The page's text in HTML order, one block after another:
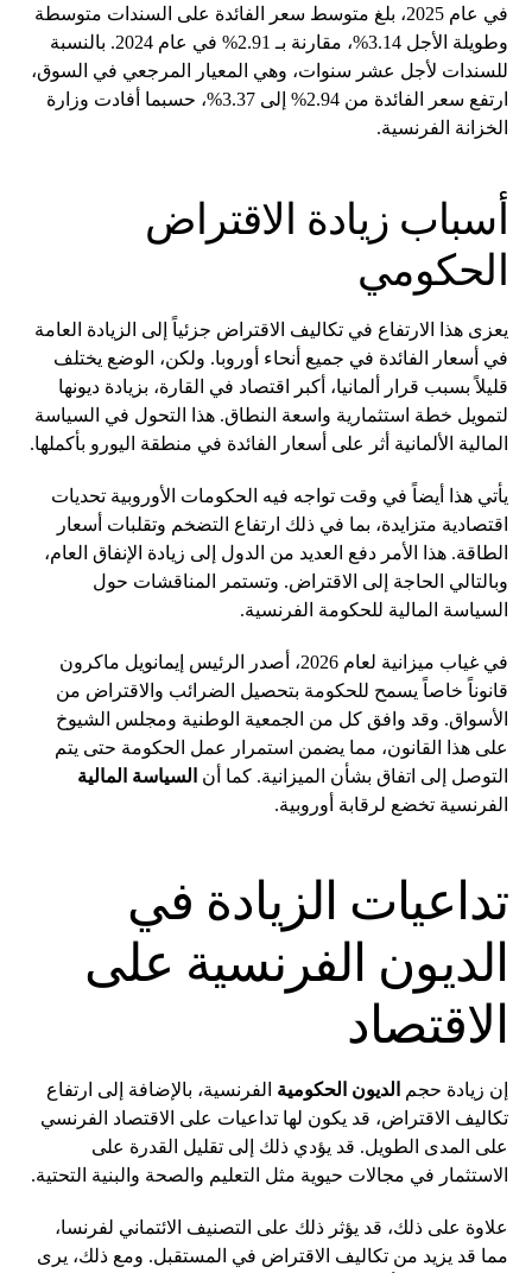
في عام 2025، بلغ متوسط سعر الفائدة على السندات متوسطة
وطويلة الأجل 3.14%، مقارنة بـ 2.91% في عام 2024. بالنسبة
للسندات لأجل عشر سنوات، وهي المعيار المرجعي في السوق،
ارتفع سعر الفائدة من 2.94% إلى 3.37%، حسبما أفادت وزارة
الخزانة الفرنسية.
أسباب زيادة الاقتراض
الحكومي
يعزى هذا الارتفاع في تكاليف الاقتراض جزئياً إلى الزيادة العامة
في أسعار الفائدة في جميع أنحاء أوروبا. ولكن، الوضع يختلف
قليلاً بسبب قرار ألمانيا، أكبر اقتصاد في القارة، بزيادة ديونها
لتمويل خطة استثمارية واسعة النطاق. هذا التحول في السياسة
المالية الألمانية أثر على أسعار الفائدة في منطقة اليورو بأكملها.
يأتي هذا أيضاً في وقت تواجه فيه الحكومات الأوروبية تحديات
اقتصادية متزايدة، بما في ذلك ارتفاع التضخم وتقلبات أسعار
الطاقة. هذا الأمر دفع العديد من الدول إلى زيادة الإنفاق العام،
وبالتالي الحاجة إلى الاقتراض. وتستمر المناقشات حول
السياسة المالية للحكومة الفرنسية.
في غياب ميزانية لعام 2026، أصدر الرئيس إيمانويل ماكرون
قانوناً خاصاً يسمح للحكومة بتحصيل الضرائب والاقتراض من
الأسواق. وقد وافق كل من الجمعية الوطنية ومجلس الشيوخ
على هذا القانون، مما يضمن استمرار عمل الحكومة حتى يتم
التوصل إلى اتفاق بشأن الميزانية. كما أن السياسة المالية
الفرنسية تخضع لرقابة أوروبية.
تداعيات الزيادة في
الديون الفرنسية على
الاقتصاد
إن زيادة حجم الديون الحكومية الفرنسية، بالإضافة إلى ارتفاع
تكاليف الاقتراض، قد يكون لها تداعيات على الاقتصاد الفرنسي
على المدى الطويل. قد يؤدي ذلك إلى تقليل القدرة على
الاستثمار في مجالات حيوية مثل التعليم والصحة والبنية التحتية.
علاوة على ذلك، قد يؤثر ذلك على التصنيف الائتماني لفرنسا،
مما قد يزيد من تكاليف الاقتراض في المستقبل. ومع ذلك، يرى